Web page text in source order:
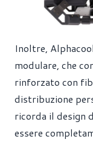
Inoltre,
modulare, che
rinforzato con
distribuzione
ricorda il design
essere